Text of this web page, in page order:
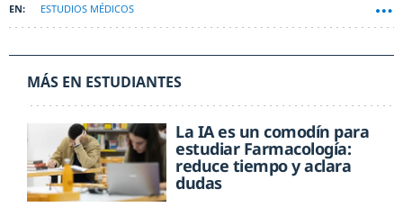
ESTUDIOS MÉDICOS
MÁS EN ESTUDIANTES
La IA es un comodín para
estudiar Farmacología:
reduce tiempo y aclara
dudas